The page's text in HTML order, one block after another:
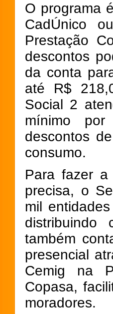
O programa
CadÚnico
Prestação
descontos
da conta
até R$
Social 2
mínimo por
descontos
consumo.
Para fazer a
precisa, o
mil
distribuindo
também
presencial
Cemig na
Copasa,
moradores.